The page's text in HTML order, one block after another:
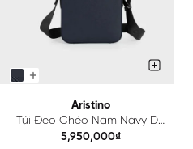
Aristino
Túi Đeo Chéo Nam Navy Da
Thực Vật Aristino
5,950,000₫